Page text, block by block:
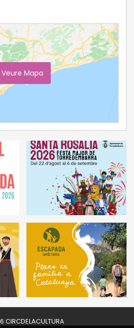
Veure Mapa
CIRCDELACULTURA